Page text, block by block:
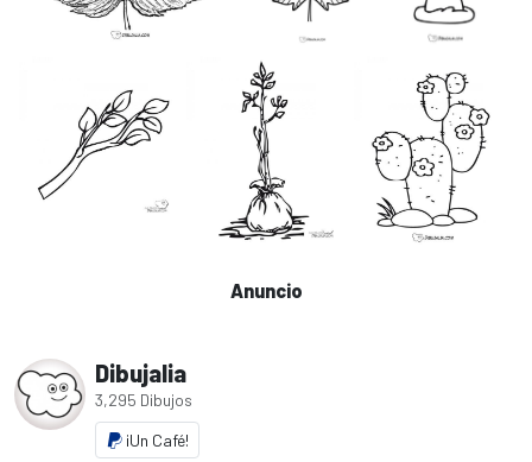
Anuncio
Dibujalia
3,295 Dibujos
¡Un Café!